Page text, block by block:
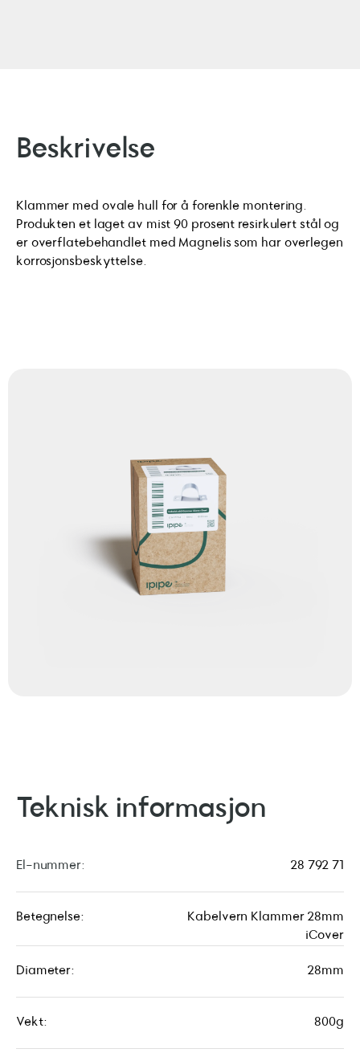
Beskrivelse
Klammer med ovale hull for å forenkle montering.
Produkten et laget av mist 90 prosent resirkulert stål og
er overflatebehandlet med Magnelis som har overlegen
korrosjonsbeskyttelse.
Teknisk informasjon
El-nummer: 28 792 71
Betegnelse:
Kabelvern Klammer 28mm
iCover
Diameter: 28mm
Vekt: 800g